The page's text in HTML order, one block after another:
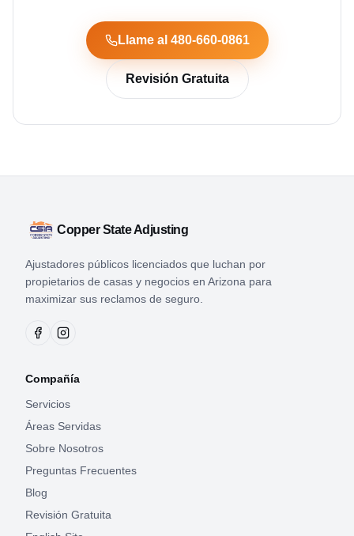
Llame al 480-660-0861
Revisión Gratuita
Copper State Adjusting
Ajustadores públicos licenciados que luchan por
propietarios de casas y negocios en Arizona para
maximizar sus reclamos de seguro.
Compañía
Servicios
Áreas Servidas
Sobre Nosotros
Preguntas Frecuentes
Blog
Revisión Gratuita